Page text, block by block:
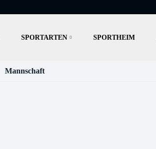
SPORTARTEN SPORTHEIM
Mannschaft